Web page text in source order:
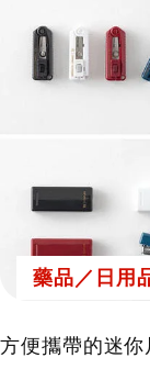
藥品／日用
方便攜帶的迷